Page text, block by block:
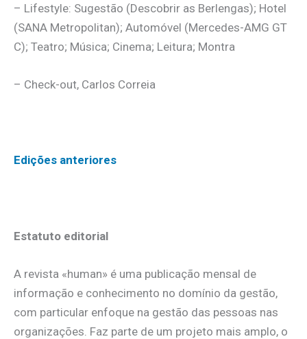
– Lifestyle: Sugestão (Descobrir as Berlengas); Hotel
(SANA Metropolitan); Automóvel (Mercedes-AMG GT
C); Teatro; Música; Cinema; Leitura; Montra
– Check-out, Carlos Correia
Edições anteriores
Estatuto editorial
A revista «human» é uma publicação mensal de
informação e conhecimento no domínio da gestão,
com particular enfoque na gestão das pessoas nas
organizações. Faz parte de um projeto mais amplo, o